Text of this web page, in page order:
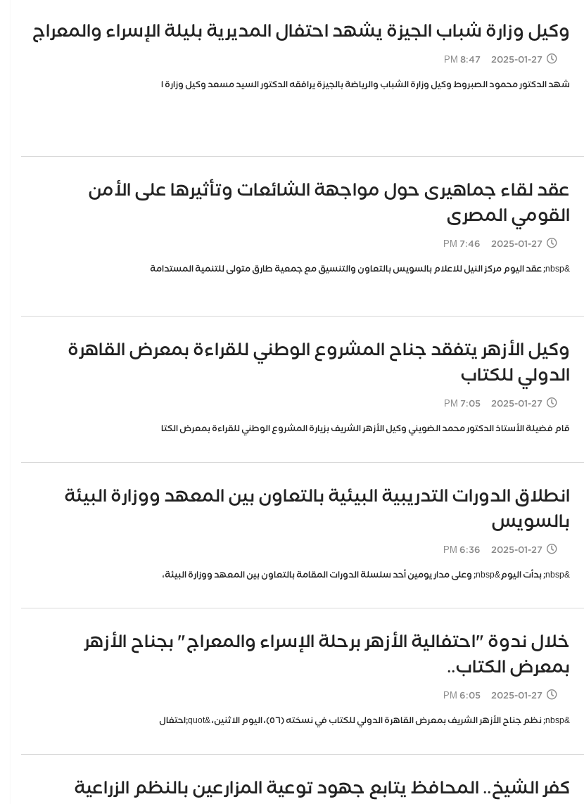
وكيل وزارة شباب الجيزة يشهد احتفال المديرية بليلة الإسراء والمعراج
2025-01-27 8:47 PM
شهد الدكتور محمود الصبروط وكيل وزارة الشباب والرياضة بالجيزة يرافقه الدكتور السيد مسعد وكيل وزارة ا
عقد لقاء جماهيرى حول مواجهة الشائعات وتأثيرها على الأمن
القومي المصرى
2025-01-27 7:46 PM
&nbsp; عقد اليوم مركز النيل للاعلام بالسويس بالتعاون والتنسيق مع جمعية طارق متولى للتنمية المستدامة
وكيل الأزهر يتفقد جناح المشروع الوطني للقراءة بمعرض القاهرة
الدولي للكتاب
2025-01-27 7:05 PM
قام فضيلة الأستاذ الدكتور محمد الضويني وكيل الأزهر الشريف بزيارة المشروع الوطني للقراءة بمعرض الكتا
انطلاق الدورات التدريبية البيئية بالتعاون بين المعهد ووزارة البيئة
بالسويس
2025-01-27 6:36 PM
&nbsp; بدأت اليوم&nbsp; وعلى مدار يومين أحد سلسلة الدورات المقامة بالتعاون بين المعهد ووزارة البيئة،
خلال ندوة "احتفالية الأزهر برحلة الإسراء والمعراج" بجناح الأزهر
بمعرض الكتاب..
2025-01-27 6:05 PM
&nbsp; نظم جناح الأزهر الشريف بمعرض القاهرة الدولي للكتاب في نسخته (٥٦)، اليوم الاثنين، &quot;احتفال
كفر الشيخ.. المحافظ يتابع جهود توعية المزارعين بالنظم الزراعية